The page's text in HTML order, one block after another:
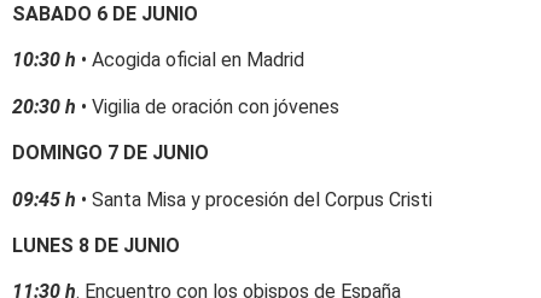
SABADO 6 DE JUNIO
10:30 h • Acogida oficial en Madrid
20:30 h • Vigilia de oración con jóvenes
DOMINGO 7 DE JUNIO
09:45 h • Santa Misa y procesión del Corpus Cristi
LUNES 8 DE JUNIO
11:30 h. Encuentro con los obispos de España